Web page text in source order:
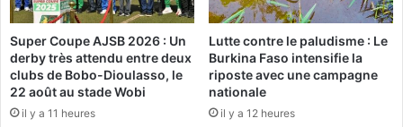
e
m
a
r
c
h
e
s
e
r
o
n
t
j
Super Coupe AJSB 2026 : Un
derby très attendu entre deux
clubs de Bobo-Dioulasso, le
22 août au stade Wobi
il y a 11 heures
Lutte contre le paludisme : Le
Burkina Faso intensifie la
riposte avec une campagne
nationale
il y a 12 heures